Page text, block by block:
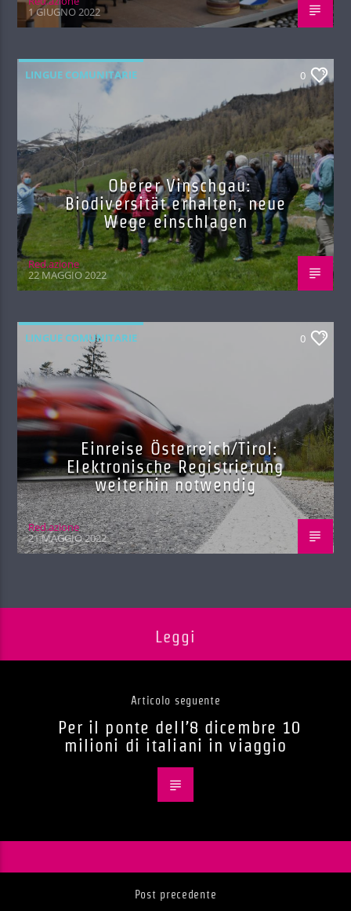
1 GIUGNO 2022
LINGUE COMUNITARIE 0
Oberer Vinschgau:
Biodiversität erhalten, neue
Wege einschlagen
Red.azione
22 MAGGIO 2022
LINGUE COMUNITARIE 0
Einreise Österreich/Tirol:
Elektronische Registrierung
weiterhin notwendig
Red.azione
21 MAGGIO 2022
Leggi
Articolo seguente
Per il ponte dell’8 dicembre 10
milioni di italiani in viaggio
Post precedente